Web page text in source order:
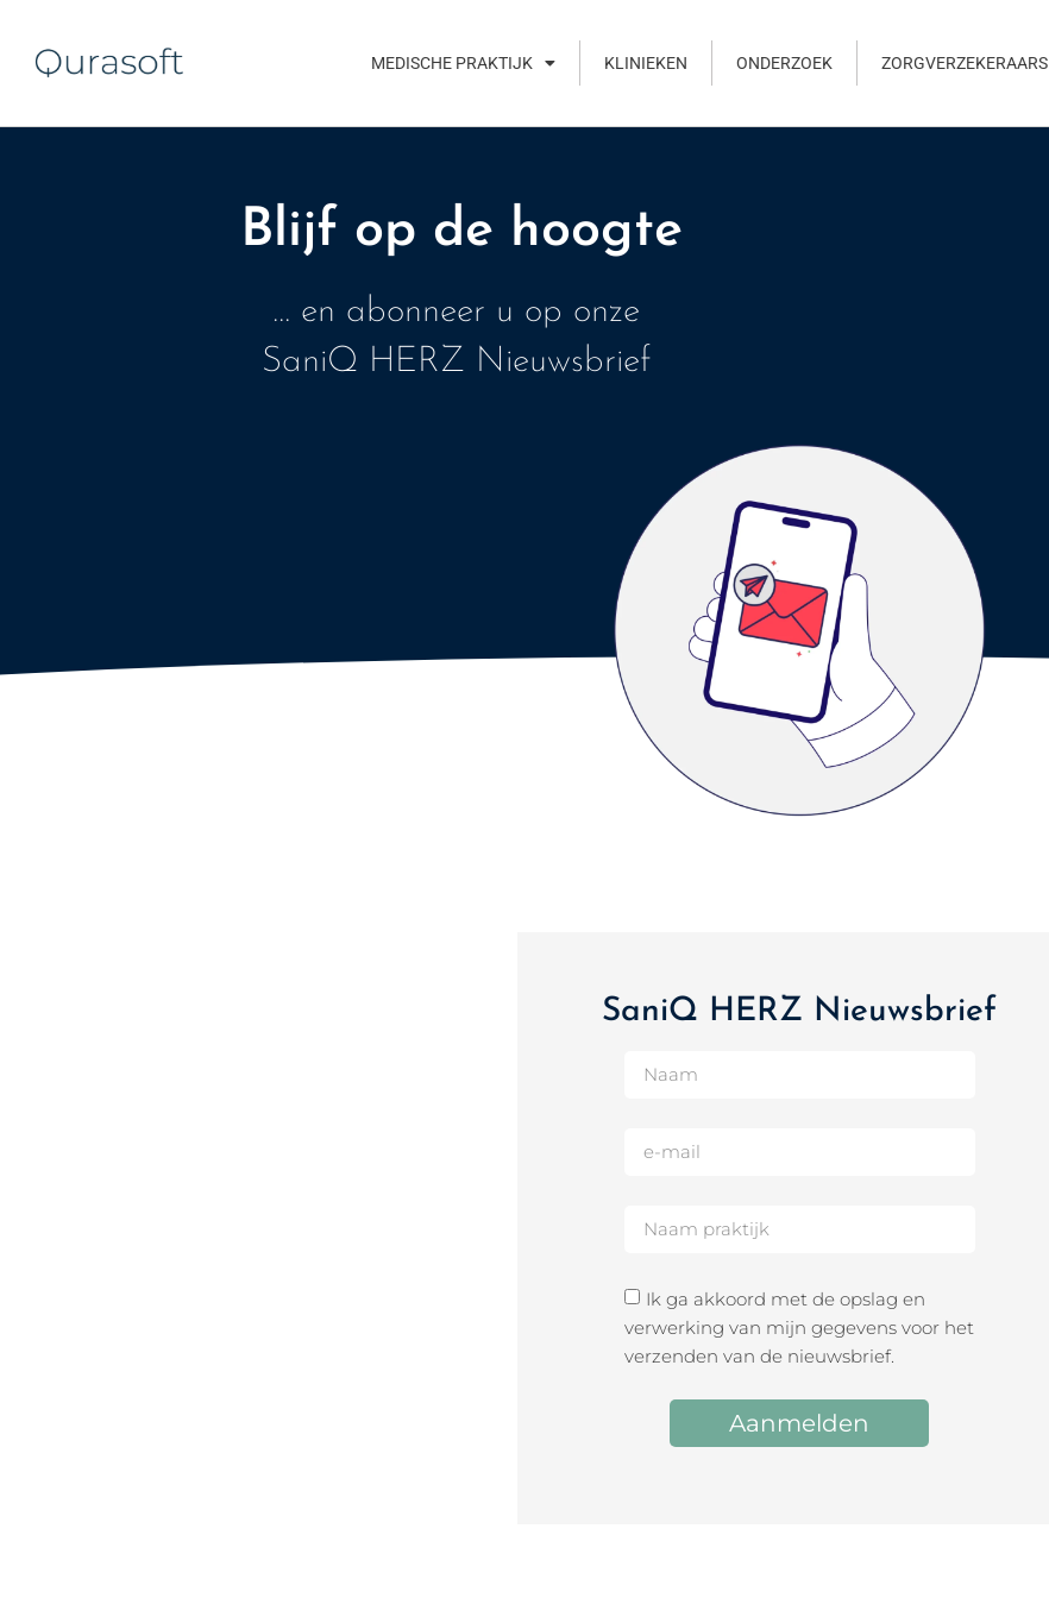
MEDISCHE PRAKTIJK KLINIEKEN ONDERZOEK ZORGVERZEKERAARS
Blijf op de hoogte
... en abonneer u op onze
SaniQ HERZ Nieuwsbrief
SaniQ HERZ Nieuwsbrief
Ik ga akkoord met de opslag en
verwerking van mijn gegevens voor het
verzenden van de nieuwsbrief.
Aanmelden